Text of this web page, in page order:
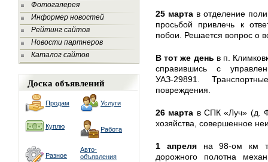
Фотогалерея
Информер новостей
Рейтинг сайтов
Новости партнеров
Каталог сайтов
Доска объявлений
Продам Услуги
Куплю Работа
Разное
Авто-
объявления
25 марта в отделение
просьбой привлечь к
побои. Решается вопрос о
В тот же день в п.
справившись с
УАЗ-29891.
повреждения.
26 марта в СПК «Луч» (д.
хозяйства, совершенное
1 апреляна 98-ом км
дорожного полотна